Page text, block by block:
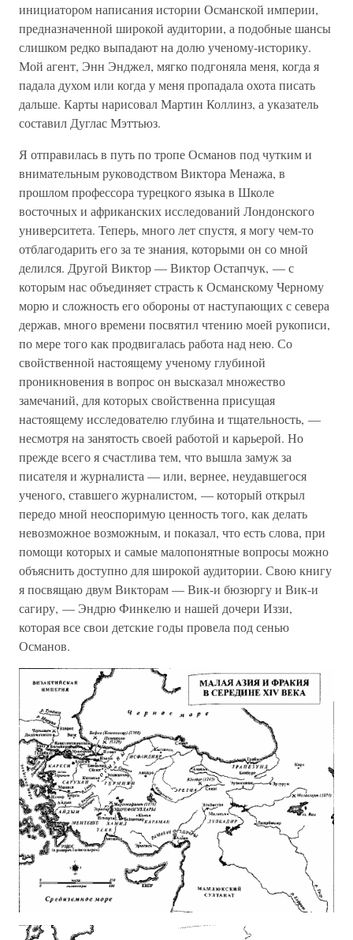
инициатором написания истории Османской империи,
предназначенной широкой аудитории, а подобные шансы
слишком редко выпадают на долю ученому-историку.
Мой агент, Энн Энджел, мягко подгоняла меня, когда я
падала духом или когда у меня пропадала охота писать
дальше. Карты нарисовал Мартин Коллинз, а указатель
составил Дуглас Мэттьюз.
Я отправилась в путь по тропе Османов под чутким и
внимательным руководством Виктора Менажа, в
прошлом профессора турецкого языка в Школе
восточных и африканских исследований Лондонского
университета. Теперь, много лет спустя, я могу чем-то
отблагодарить его за те знания, которыми он со мной
делился. Другой Виктор — Виктор Остапчук, — с
которым нас объединяет страсть к Османскому Черному
морю и сложность его обороны от наступающих с севера
держав, много времени посвятил чтению моей рукописи,
по мере того как продвигалась работа над нею. Со
свойственной настоящему ученому глубиной
проникновения в вопрос он высказал множество
замечаний, для которых свойственна присущая
настоящему исследователю глубина и тщательность, —
несмотря на занятость своей работой и карьерой. Но
прежде всего я счастлива тем, что вышла замуж за
писателя и журналиста — или, вернее, неудавшегося
ученого, ставшего журналистом, — который открыл
передо мной неоспоримую ценность того, как делать
невозможное возможным, и показал, что есть слова, при
помощи которых и самые малопонятные вопросы можно
объяснить доступно для широкой аудитории. Свою книгу
я посвящаю двум Викторам — Вик-и бюзюргу и Вик-и
сагиру, — Эндрю Финкелю и нашей дочери Иззи,
которая все свои детские годы провела под сенью
Османов.